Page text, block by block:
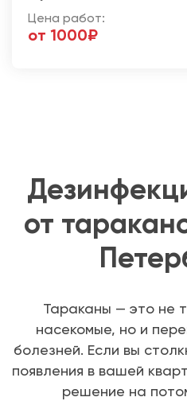
Цена работ:
от 1000₽
от
Тараканы — это не
насекомые, но и
болезней. Если вы
появления в вашей
решение на